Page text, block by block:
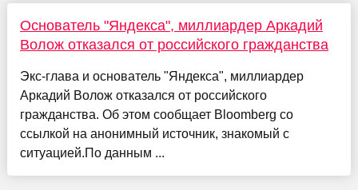
Основатель "Яндекса", миллиардер Аркадий
Волож отказался от российского гражданства
Экс-глава и основатель "Яндекса", миллиардер
Аркадий Волож отказался от российского
гражданства. Об этом сообщает Bloomberg со
ссылкой на анонимный источник, знакомый с
ситуацией.По данным ...